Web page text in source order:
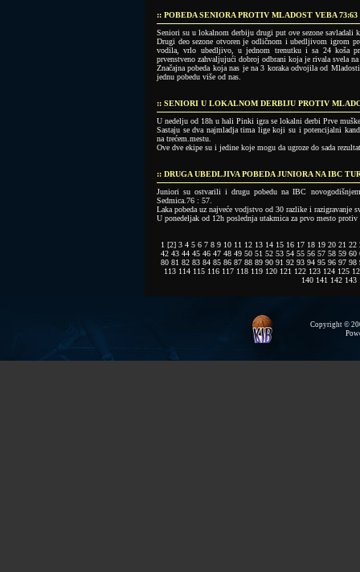
:: POBEDA SENIORA PROTIV MLADOST VEBA 73:63
Seniori su u lokalnom derbiju drugi put ove sezone savladali
Drugi deo sezone otvoren je odličnom i ubedljivom igrom
vodila, vrlo ubedljivo, u jednom trenutku i sa 24 koša
prvenstveno zahvaljujući dobroj odbrani koja je rivala svela na
Značajna pobeda koja nas je na 3 koraka odvojila od
jednu pobedu više od nas.
:: SENIORI U LOKALNOM DERBIJU PROTIV
U nedelju od 18h u hali Pinki igra se lokalni derbi Prve
Sastaju se dva najmladja tima lige koji su i potencijalni
na trećem.mestu.
Ove dve ekipe su i jedine koje mogu da ugroze do sada
:: DRUGA UBEDLJIVA POBEDA JUNIORA NA IBC
Juniori su ostvarili i drugu pobedu na IBC
Sedmica.76 : 57.
Laka pobeda uz najveće vodjstvo od 30 razlike i razigravanje
U ponedeljak od 12h poslednja utakmica za prvo mesto protiv
1[2] 3 4 5 6 7 8 9 10 11 12 13 14 15 16 17 18 19 20 21 22
42 43 44 45 46 47 48 49 50 51 52 53 54 55 56 57 58 59 60
80 81 82 83 84 85 86 87 88 89 90 91 92 93 94 95 96 97 98
113 114 115 116 117 118 119 120 121 122 123 124 125
140 141 142 143
Copyright ©